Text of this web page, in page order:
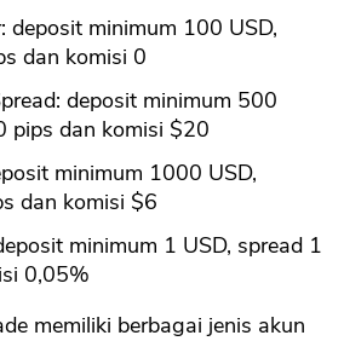
deposit minimum 100 USD,
dan komisi 0
deposit minimum 500
pips dan komisi $20
minimum 1000 USD,
dan komisi $6
minimum 1 USD, spread 1
0,05%
memiliki berbagai jenis akun